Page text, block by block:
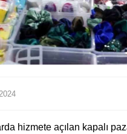
hizmete açılan kapalı